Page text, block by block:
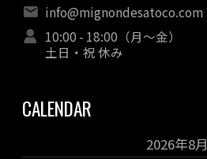
info@mignondesatoco.com
10:00 - 18:00（月～金）
土日・祝 休み
CALENDAR
2026年8月